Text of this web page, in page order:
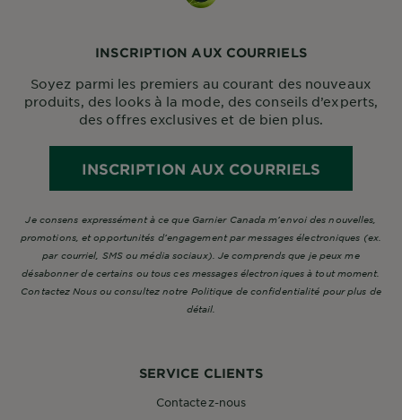
SERVICE CLIENTS
Contactez-nous
INSCRIPTION AUX COURRIELS
Soyez parmi les premiers au courant des nouveaux
produits, des looks à la mode, des conseils d’experts,
des offres exclusives et de bien plus.
INSCRIPTION AUX COURRIELS
Je consens expressément à ce que Garnier Canada m’envoi des nouvelles,
promotions, et opportunités d’engagement par messages électroniques (ex.
par courriel, SMS ou média sociaux). Je comprends que je peux me
désabonner de certains ou tous ces messages électroniques à tout moment.
Contactez Nous ou consultez notre Politique de confidentialité pour plus de
détail.